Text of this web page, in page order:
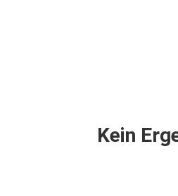
Kein